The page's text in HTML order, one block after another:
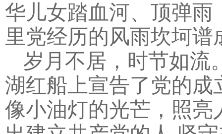
华儿女踏血河、顶弹
里党经历的风雨坎坷
岁月不居，时节如流
湖红船上宣告了党的
像小油灯的光芒，照